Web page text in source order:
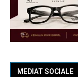
MEDIAT SOCIALE